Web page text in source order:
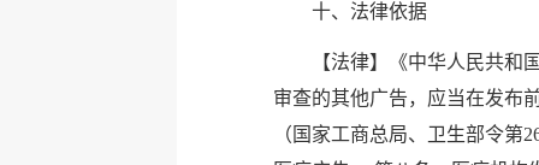
十、法律依据
【法律】《中华人民共
审查的其他广告，应当在发布
（国家工商总局、卫生部令